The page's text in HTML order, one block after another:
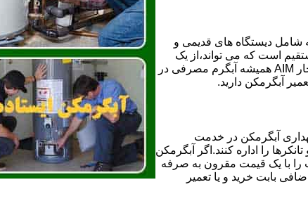
دیستگاه های قدیمی و
مستقیم و مستقیم است که می تواند،از یک
سیستم دیگ بخار با کارآمدترین دیگهای آب مصرفی نیاز دارید و شما با استفاده از دیگ بخار AIM همیشه آبگرم مصرفی در
آبگرمکن دارید.
آبگرمکن در خدمت
را اداره کنند.اگر آبگرمکن
را با یک قیمت مقرون به صرفه
بابت خرید و یا تعمیر